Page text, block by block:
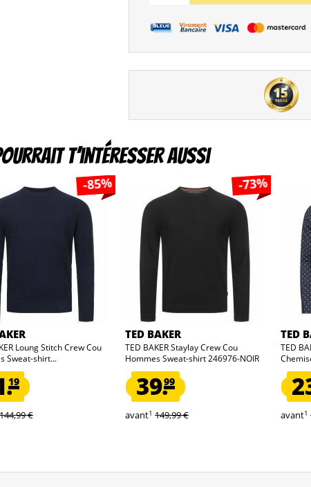
t’intéresser aussi
-85%
Loung Stitch Crew Cou
Sweat-shirt...
19
144,99 €
-73%
TED BAKER
TED BAKER Staylay Crew Cou
Hommes Sweat-shirt 246976-NOIR
39.99
avant1 149,99 €
TED
TED
avant1